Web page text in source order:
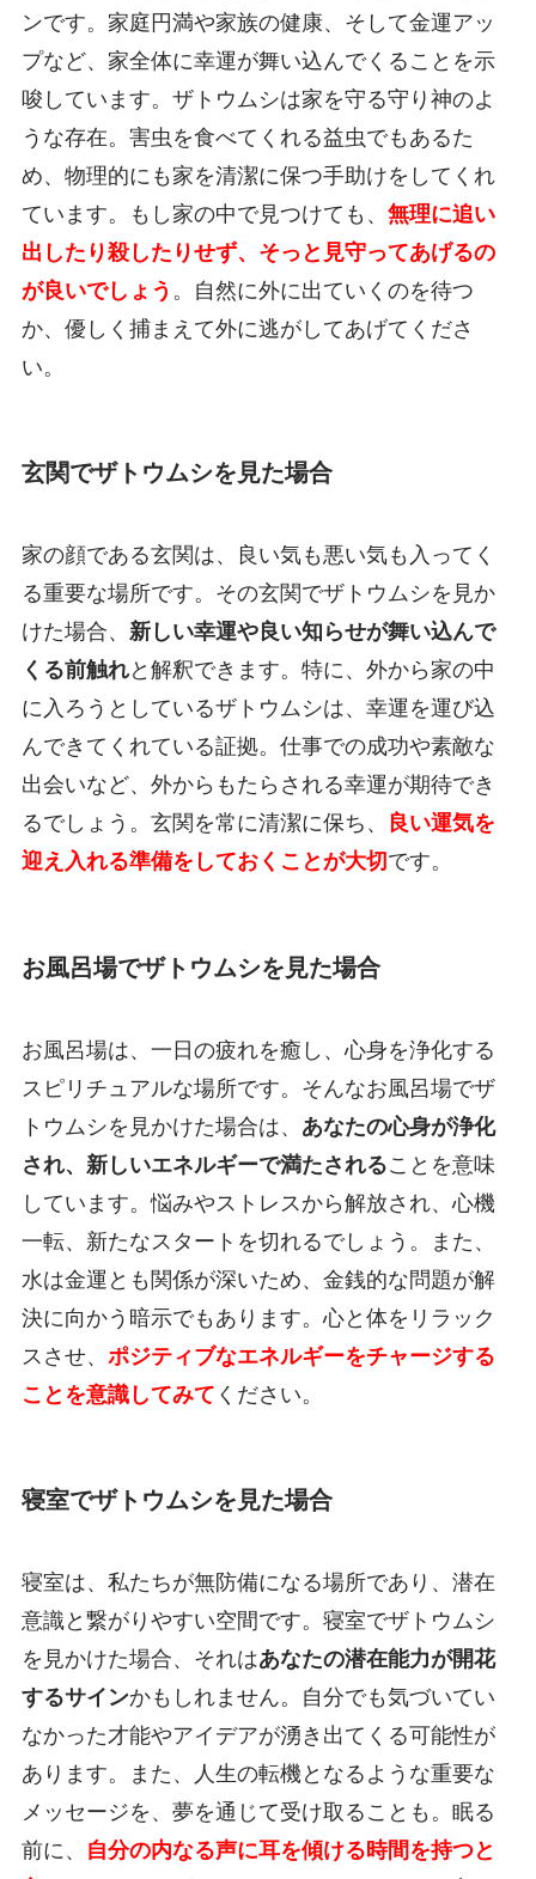
ンです。家庭円満や家族の健康、そして金運アッ
プなど、家全体に幸運が舞い込んでくることを示
唆しています。ザトウムシは家を守る守り神のよ
うな存在。害虫を食べてくれる益虫でもあるた
め、物理的にも家を清潔に保つ手助けをしてくれ
ています。もし家の中で見つけても、 無理に追い
出したり殺したりせず、そっと見守ってあげるの
が良いでしょう 。自然に外に出ていくのを待つ
か、優しく捕まえて外に逃がしてあげてくださ
い。
玄関でザトウムシを見た場合
家の顔である玄関は、良い気も悪い気も入ってく
る重要な場所です。その玄関でザトウムシを見か
けた場合、 新しい幸運や良い知らせが舞い込んで
くる前触れと解釈できます。特に、外から家の中
に入ろうとしているザトウムシは、幸運を運び込
んできてくれている証拠。仕事での成功や素敵な
出会いなど、外からもたらされる幸運が期待でき
るでしょう。玄関を常に清潔に保ち、
良い運気を
迎え入れる準備をしておくことが大切 です。
お風呂場でザトウムシを見た場合
お風呂場は、一日の疲れを癒し、心身を浄化する
スピリチュアルな場所です。そんなお風呂場でザ
トウムシを見かけた場合は、 あなたの心身が浄化
され、新しいエネルギーで満たされることを意味
しています。悩みやストレスから解放され、心機
一転、新たなスタートを切れるでしょう。また、
水は金運とも関係が深いため、金銭的な問題が解
決に向かう暗示でもあります。心と体をリラック
スさせ、 ポジティブなエネルギーをチャージする
ことを意識してみて ください。
寝室でザトウムシを見た場合
寝室は、私たちが無防備になる場所であり、潜在
意識と繋がりやすい空間です。寝室でザトウムシ
を見かけた場合、それはあなたの潜在能力が開花
するサインかもしれません。自分でも気づいてい
なかった才能やアイデアが湧き出てくる可能性が
あります。また、人生の転機となるような重要な
メッセージを、夢を通じて受け取ることも。眠る
前に、
自分の内なる声に耳を傾ける時間を持つと